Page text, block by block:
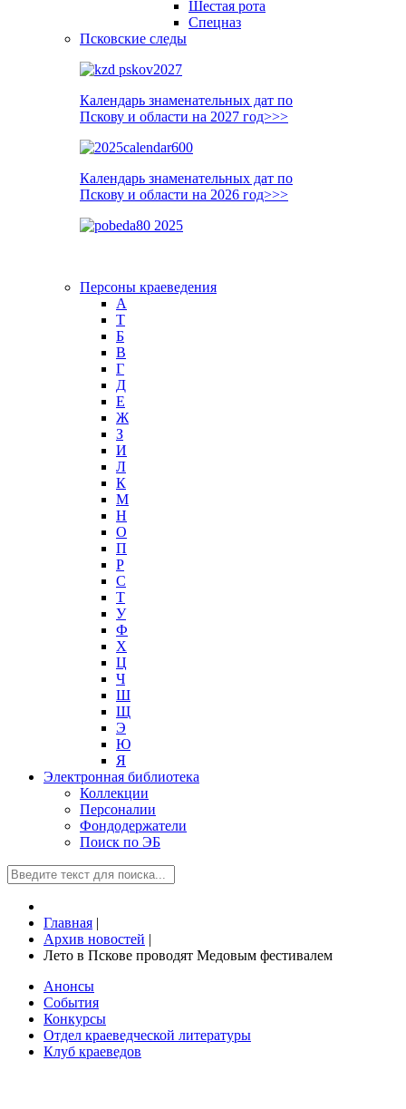
Шестая рота
Спецназ
Псковские следы
Календарь знаменательных дат по
Пскову и области на 2027 год>>>
Календарь знаменательных дат по
Пскову и области на 2026 год>>>
Персоны краеведения
А
T
Б
В
Г
Д
Е
Ж
З
И
Л
К
М
Н
О
П
Р
С
Т
У
Ф
Х
Ц
Ч
Ш
Щ
Э
Ю
Я
Электронная библиотека
Коллекции
Персоналии
Фондодержатели
Поиск по ЭБ
Главная |
Архив новостей |
Лето в Пскове проводят Медовым фестивалем
Анонсы
События
Конкурсы
Отдел краеведческой литературы
Клуб краеведов